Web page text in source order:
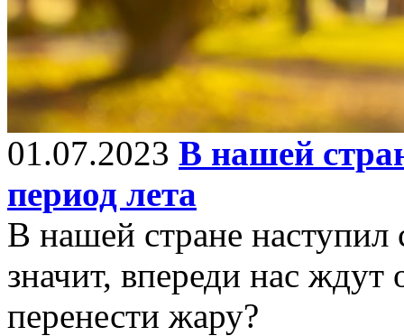
01.07.2023 В нашей
период лета
В нашей стране
значит, впереди нас
перенести жару?